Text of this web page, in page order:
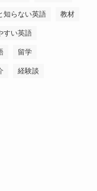
知らない英語 教材
すい英語
留学
経験談